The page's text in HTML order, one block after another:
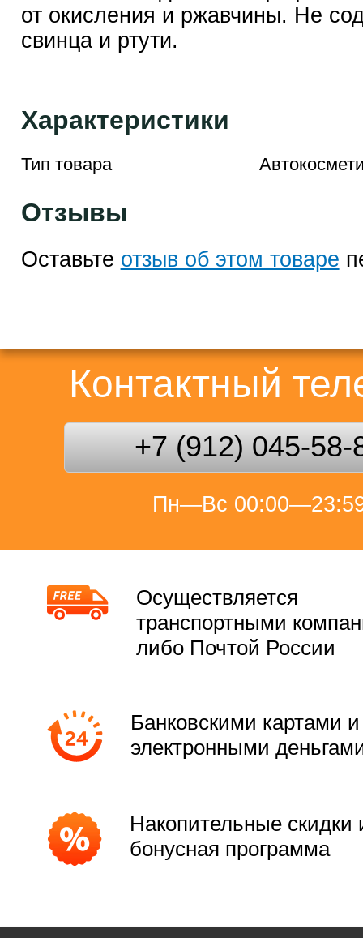
от окисления и ржавчины. Не
свинца и ртути.
Характеристики
Тип товара
Отзывы
Оставьте отзыв об этом товаре
Контактный
+7 (912) 045-58-
Пн—Вс
Осуществляется
транспортными
либо Почтой России
Банковскими картами и
электронными
Накопительные скидки
бонусная программа